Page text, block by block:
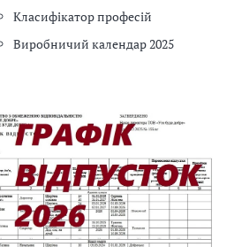
Класифікатор професій
Виробничий календар 2025